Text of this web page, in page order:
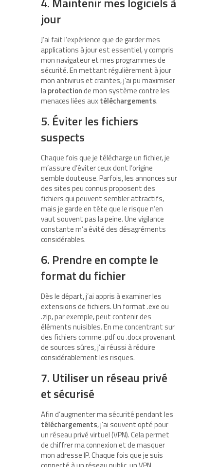
jour
J’ai fait l’expérience que de garder mes
applications à jour est essentiel, y compris
mon navigateur et mes programmes de
sécurité. En mettant régulièrement à jour
mon antivirus et craintes, j’ai pu maximiser
laprotectionde mon système contre les
menaces liées auxtéléchargements.
5. Éviter les fichiers
suspects
Chaque fois que je télécharge un fichier, je
m’assure d’éviter ceux dont l’origine
semble douteuse. Parfois, les annonces sur
des sites peu connus proposent des
fichiers qui peuvent sembler attractifs,
mais je garde en tête que le risque n’en
vaut souvent pas la peine. Une vigilance
constante m’a évité des désagréments
considérables.
6. Prendre en compte le
format du fichier
Dès le départ, j’ai appris à examiner les
extensions de fichiers. Un format .exe ou
.zip, par exemple, peut contenir des
éléments nuisibles. En me concentrant sur
des fichiers comme .pdf ou .docx provenant
de sources sûres, j’ai réussi à réduire
considérablement les risques.
7. Utiliser un réseau privé
et sécurisé
Afin d’augmenter ma sécurité pendant les
téléchargements, j’ai souvent opté pour
un réseau privé virtuel (VPN). Cela permet
de chiffrer ma connexion et de masquer
mon adresse IP. Chaque fois que je suis